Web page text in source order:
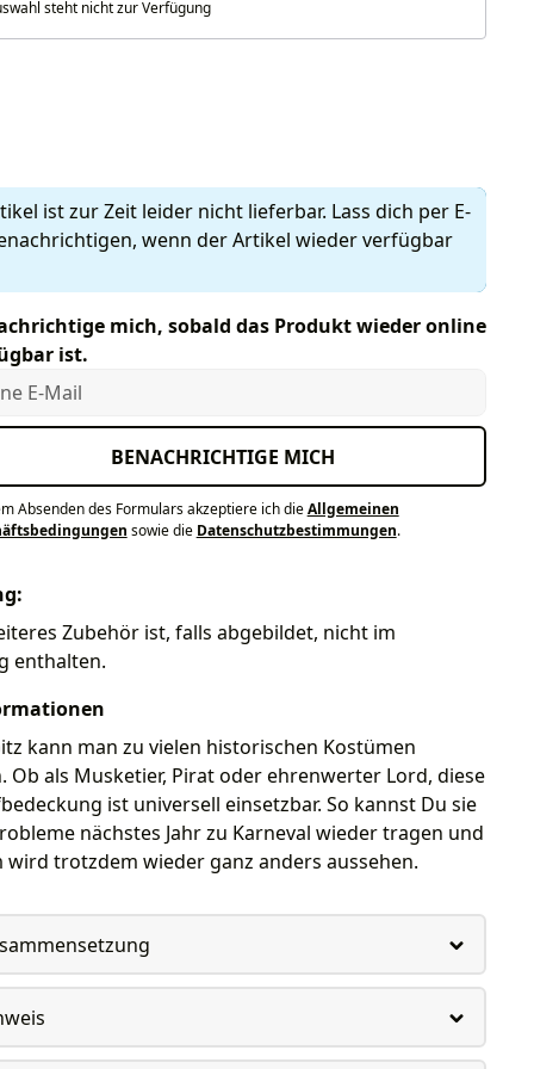
steht nicht zur Verfügung
ist zur Zeit leider nicht lieferbar. Lass dich per E-
wenn der Artikel wieder verfügbar
mich, sobald das Produkt wieder online
ist.
E-Mail
BENACHRICHTIGE MICH
Absenden des Formulars akzeptiere ich dieAllgemeinen
sowie die Datenschutzbestimmungen.
Zubehör ist, falls abgebildet, nicht im
enthalten.
kann man zu vielen historischen Kostümen
Ob als Musketier, Pirat oder ehrenwerter Lord, diese
ist universell einsetzbar. So kannst Du sie
nächstes Jahr zu Karneval wieder tragen und
wird trotzdem wieder ganz anders aussehen.